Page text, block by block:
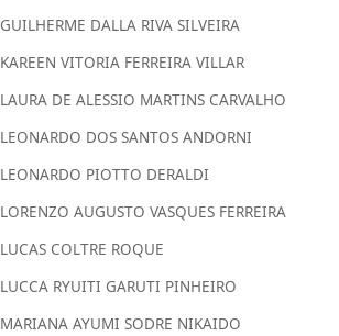
GUILHERME DALLA RIVA SILVEIRA
KAREEN VITORIA FERREIRA VILLAR
LAURA DE ALESSIO MARTINS CARVALHO
LEONARDO DOS SANTOS ANDORNI
LEONARDO PIOTTO DERALDI
LORENZO AUGUSTO VASQUES FERREIRA
LUCAS COLTRE ROQUE
LUCCA RYUITI GARUTI PINHEIRO
MARIANA AYUMI SODRE NIKAIDO